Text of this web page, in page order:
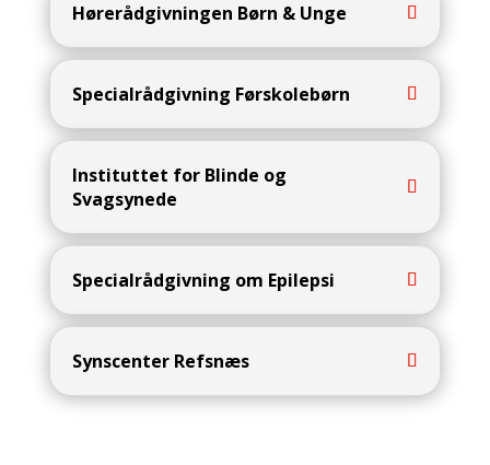
Hørerådgivningen Børn & Unge
Specialrådgivning Førskolebørn
Instituttet for Blinde og
Svagsynede
Specialrådgivning om Epilepsi
Synscenter Refsnæs